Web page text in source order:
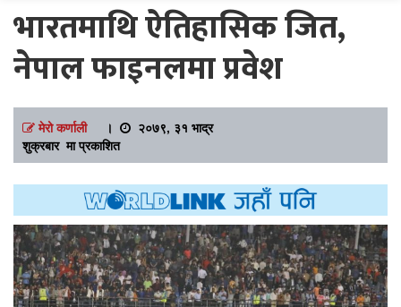
भारतमाथि ऐतिहासिक जित,
नेपाल फाइनलमा प्रवेश
मेरो कर्णाली।
२०७९, ३१ भाद्र
शुक्रबार मा प्रकाशित